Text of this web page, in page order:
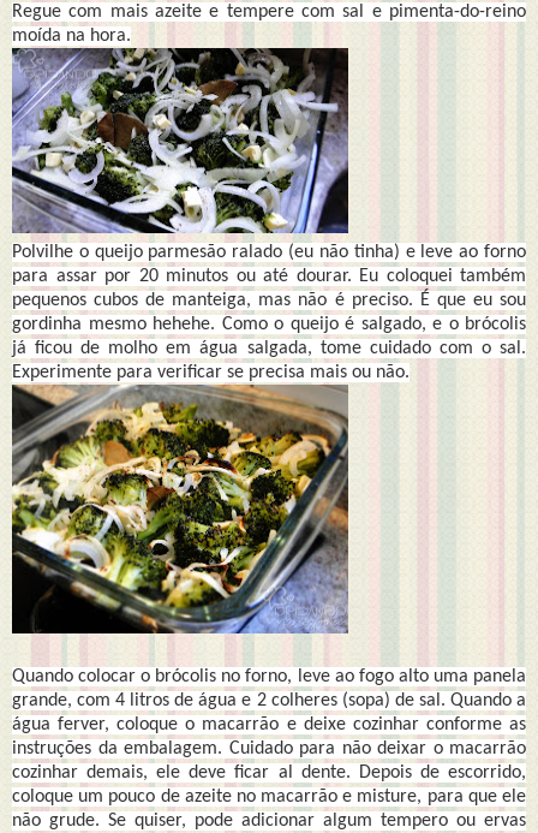
Regue com mais azeite e tempere com sal e pimenta-do-reino
moída na hora.
Polvilhe o queijo parmesão ralado (eu não tinha) e leve ao forno
para assar por 20 minutos ou até dourar. Eu coloquei também
pequenos cubos de manteiga, mas não é preciso. É que eu sou
gordinha mesmo hehehe. Como o queijo é salgado, e o brócolis
já ficou de molho em água salgada, tome cuidado com o sal.
Experimente para verificar se precisa mais ou não.
Quando colocar o brócolis no forno, leve ao fogo alto uma panela
grande, com 4 litros de água e 2 colheres (sopa) de sal. Quando a
água ferver, coloque o macarrão e deixe cozinhar conforme as
instruções da embalagem. Cuidado para não deixar o macarrão
cozinhar demais, ele deve ficar al dente. Depois de escorrido,
coloque um pouco de azeite no macarrão e misture, para que ele
não grude. Se quiser, pode adicionar algum tempero ou ervas